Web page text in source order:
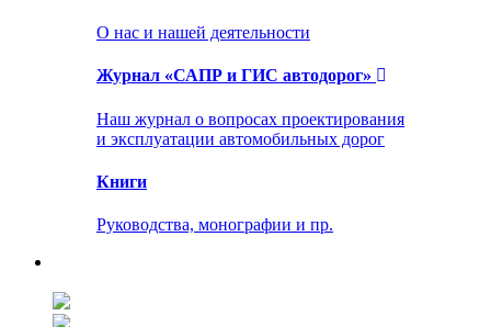
О нас и нашей деятельности
Журнал «САПР и ГИС автодорог»
Наш журнал о вопросах проектирования
и эксплуатации автомобильных дорог
Книги
Руководства, монографии и пр.